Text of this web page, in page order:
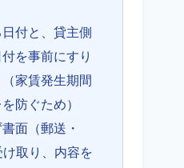
付と、貸主側
を事前にすり
家賃発生期間
防ぐため）
面（郵送・
取り、内容を